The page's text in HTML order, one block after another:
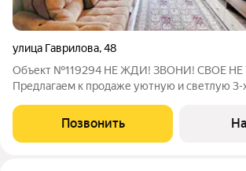
улица Гаврилова,48
Объект №119294 НЕ ЖДИ! ЗВОНИ! СВОЕ НЕ
Предлагаем к продаже уютную и светлую 3-
этажного дома по адресу: ул. Гаврилова, д.
удален от шумной магистрали, что
Позвонить